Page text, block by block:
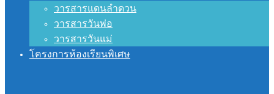
วารสารแดนลำดวน
วารสารวันพ่อ
วารสารวันแม่
โครงการห้องเรียนพิเศษ